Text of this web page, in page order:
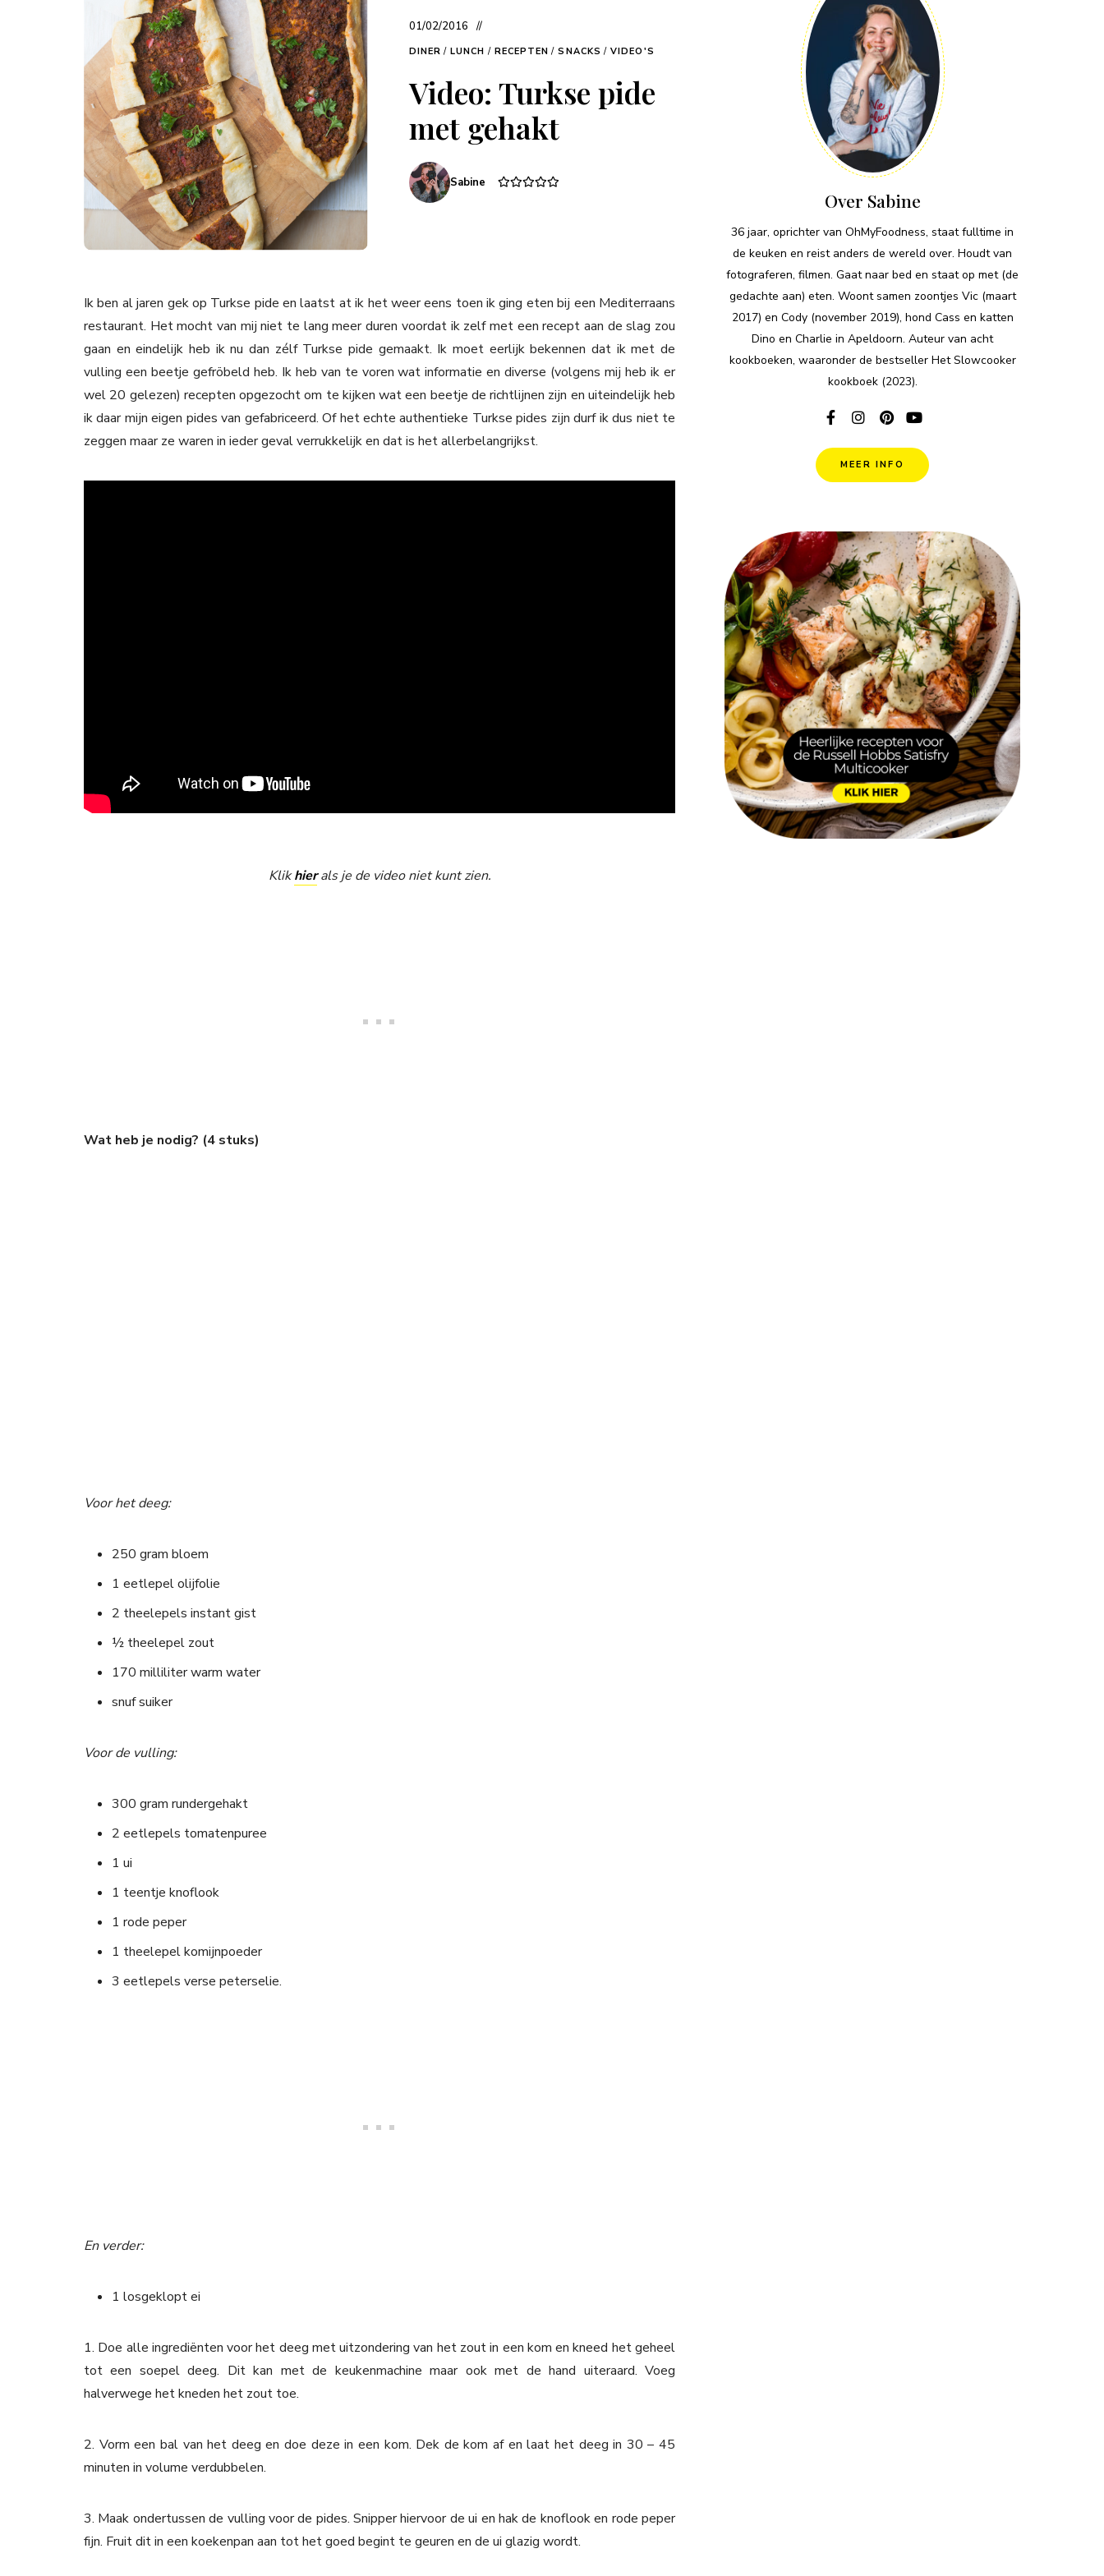
01/02/2016
DINER / LUNCH / RECEPTEN / SNACKS / VIDEO'S
Video: Turkse pide
met gehakt
Sabine
Ik ben al jaren gek op Turkse pide en laatst at ik het weer eens toen ik ging eten bij een Mediterraans
restaurant. Het mocht van mij niet te lang meer duren voordat ik zelf met een recept aan de slag zou
gaan en eindelijk heb ik nu dan zélf Turkse pide gemaakt. Ik moet eerlijk bekennen dat ik met de
vulling een beetje gefröbeld heb. Ik heb van te voren wat informatie en diverse (volgens mij heb ik er
wel 20 gelezen) recepten opgezocht om te kijken wat een beetje de richtlijnen zijn en uiteindelijk heb
ik daar mijn eigen pides van gefabriceerd. Of het echte authentieke Turkse pides zijn durf ik dus niet te
zeggen maar ze waren in ieder geval verrukkelijk en dat is het allerbelangrijkst.
Klikhierals je de video niet kunt zien.
Wat heb je nodig? (4 stuks)
Voor het deeg:
250 gram bloem
1 eetlepel olijfolie
2 theelepels instant gist
½ theelepel zout
170 milliliter warm water
snuf suiker
Voor de vulling:
300 gram rundergehakt
2 eetlepels tomatenpuree
1 ui
1 teentje knoflook
1 rode peper
1 theelepel komijnpoeder
3 eetlepels verse peterselie.
En verder:
1 losgeklopt ei
1. Doe alle ingrediënten voor het deeg met uitzondering van het zout in een kom en kneed het geheel
tot een soepel deeg. Dit kan met de keukenmachine maar ook met de hand uiteraard. Voeg
halverwege het kneden het zout toe.
2. Vorm een bal van het deeg en doe deze in een kom. Dek de kom af en laat het deeg in 30 – 45
minuten in volume verdubbelen.
3. Maak ondertussen de vulling voor de pides. Snipper hiervoor de ui en hak de knoflook en rode peper
fijn. Fruit dit in een koekenpan aan tot het goed begint te geuren en de ui glazig wordt.
Over Sabine
36 jaar, oprichter van OhMyFoodness, staat fulltime in
de keuken en reist anders de wereld over. Houdt van
fotograferen, filmen. Gaat naar bed en staat op met (de
gedachte aan) eten. Woont samen zoontjes Vic (maart
2017) en Cody (november 2019), hond Cass en katten
Dino en Charlie in Apeldoorn. Auteur van acht
kookboeken, waaronder de bestseller Het Slowcooker
kookboek (2023).
MEER INFO